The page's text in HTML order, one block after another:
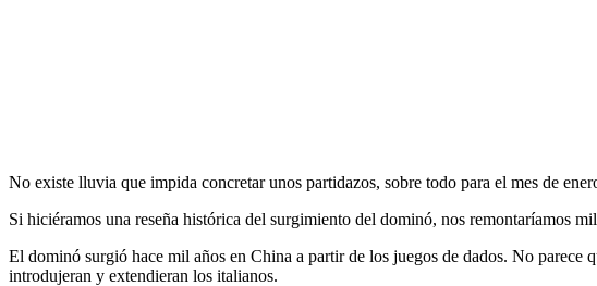
No existe lluvia que impida concretar unos partidazos, sobre todo para el mes de
Si hiciéramos una reseña histórica del surgimiento del dominó, nos remontaríamos
El dominó surgió hace mil años en China a partir de los juegos de dados. No
introdujeran y extendieran los italianos.